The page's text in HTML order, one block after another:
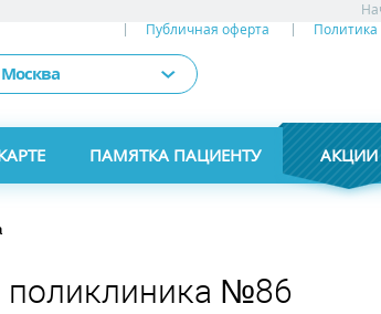
Публичная оферта
Москва
ПАМЯТКА ПАЦИЕНТУ АКЦИИ
АКЦИИ
поликлиника №86